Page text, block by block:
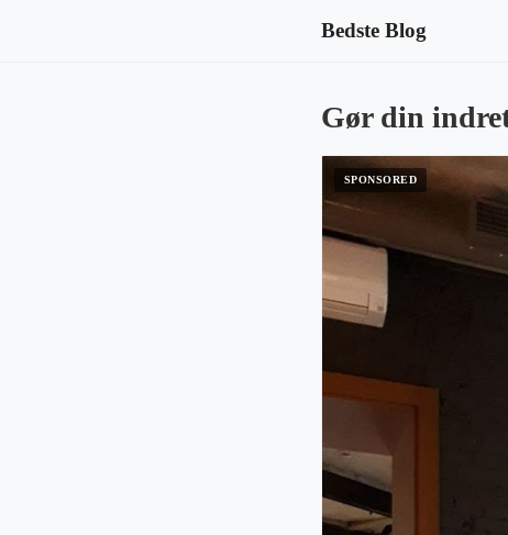
Bedste Blog
Gør din